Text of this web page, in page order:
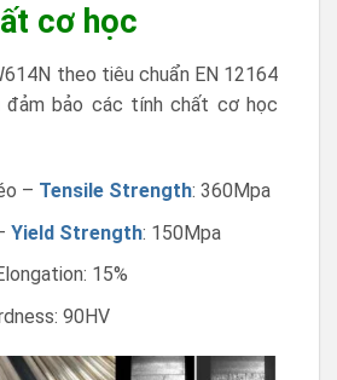
cơ học
theo tiêu chuẩn EN 12164
đảm bảo các tính chất cơ học
– Tensile Strength: 360Mpa
Yield Strength: 150Mpa
15%
90HV